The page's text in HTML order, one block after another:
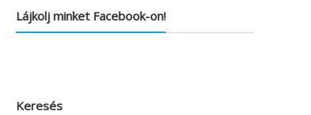
Lájkolj minket Facebook-on!
Keresés